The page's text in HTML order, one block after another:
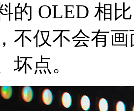
OLED 相比
，不仅不会有
坏点。